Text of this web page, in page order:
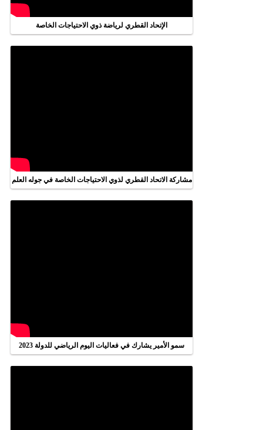
الإتحاد القطري لرياضة ذوي الاحتياجات الخاصة
مشاركة الاتحاد القطري لذوي الاحتياجات الخاصة في جوله العلم
سمو الأمير يشارك في فعاليات اليوم الرياضي للدولة 2023